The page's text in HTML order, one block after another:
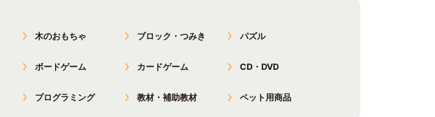
木のおもちゃ ブロック・つみき パズル
ボードゲーム カードゲーム CD・DVD
プログラミング 教材・補助教材 ペット用商品